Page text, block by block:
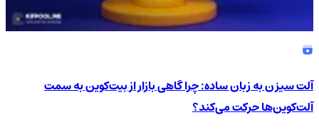
آلت سیزن به زبان ساده: چرا گاهی بازار از بیت‌کوین به سمت
آلت‌کوین‌ها حرکت می‌کند؟